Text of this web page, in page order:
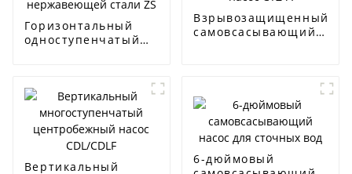
Горизонтальный
одноступенчатый
стали ZS
Взрывозащищенный
самовсасывающий
Вертикальный
6-дюймовый